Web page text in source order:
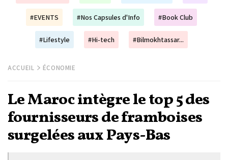
#EVENTS #Nos Capsules d'Info #Book Club
#Lifestyle #Hi-tech #Bilmokhtassar...
ACCUEIL ÉCONOMIE
Le Maroc intègre le top 5 des
fournisseurs de framboises
surgelées aux Pays-Bas